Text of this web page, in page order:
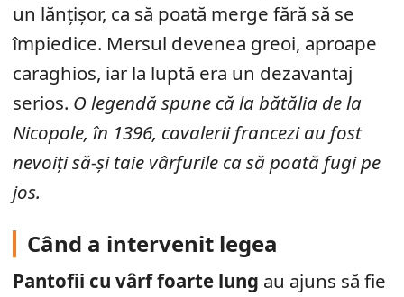
un lănțișor, ca să poată merge fără să se
împiedice. Mersul devenea greoi, aproape
caraghios, iar la luptă era un dezavantaj
serios. O legendă spune că la bătălia de la
Nicopole, în 1396, cavalerii francezi au fost
nevoiți să-și taie vârfurile ca să poată fugi pe
jos.
Când a intervenit legea
Pantofii cu vârf foarte lung au ajuns să fie